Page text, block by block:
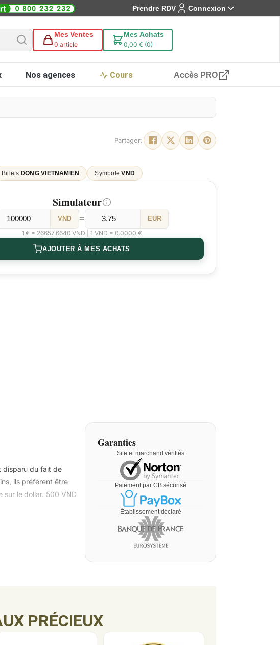
Prendre RDV Connexion
Mes Ventes
0 article
Mes Achats
0,00 € (0)
Nos agences Cours Accès PRO
Partager:
Billets:DONG VIETNAMIEN Symbole:VND
Simulateur
VND =
EUR
1 € = 26657.6640 VND | 1 VND = 0.0000 €
AJOUTER À MES ACHATS
disparu du fait de
ils préfèrent être
sur le dollar. 500 VND
Garanties
Site et marchand vérifiés
Paiement par CB sécurisé
Établissement déclaré
PRÉCIEUX